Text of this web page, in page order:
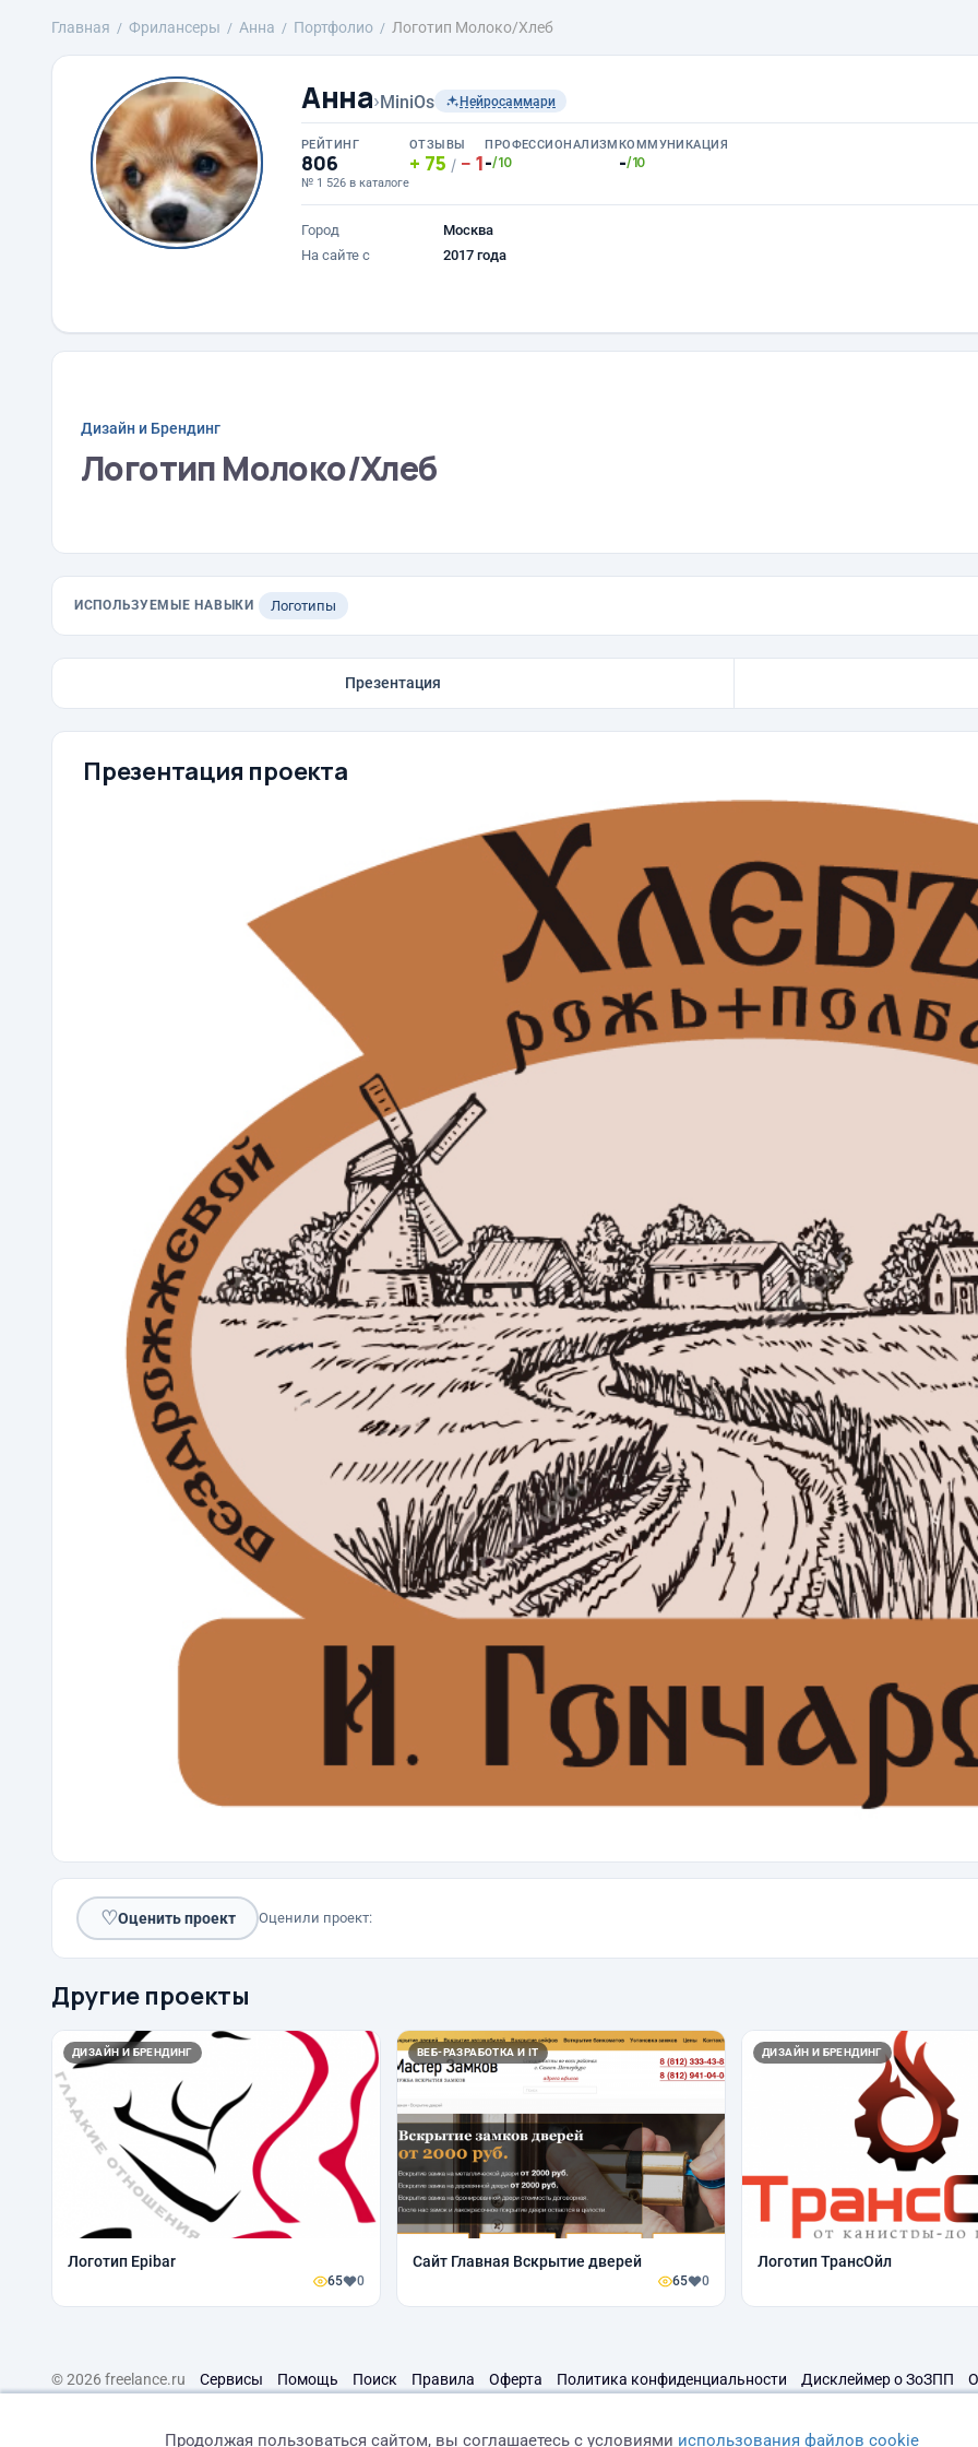
Главная Фрилансеры Анна Портфолио Логотип Молоко/Хлеб
Анна›MiniOs Нейросаммари
РЕЙТИНГ
806
№ 1 526 в каталоге
ОТЗЫВЫ
75 / 1
ПРОФЕССИОНАЛИЗМ
-/10
КОММУНИКАЦИЯ
-/10
Город
Москва
На сайте с
2017 года
Дизайн и Брендинг
Логотип Молоко/Хлеб
ИСПОЛЬЗУЕМЫЕ НАВЫКИ Логотипы
Презентация
Презентация проекта
♡Оценить проект Оценили проект:
Другие проекты
ДИЗАЙН И БРЕНДИНГ
Логотип Epibar
65 0
ВЕБ-РАЗРАБОТКА И IT
Сайт Главная Вскрытие дверей
65 0
ДИЗАЙН И БРЕНДИНГ
Логотип ТрансОйл
© 2026 freelance.ru Сервисы Помощь Поиск Правила Оферта Политика конфиденциальности Дисклеймер о ЗоЗПП
Продолжая пользоваться сайтом, вы соглашаетесь с условиями использования файлов cookie